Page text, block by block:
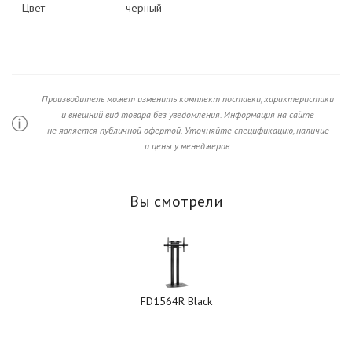
Цвет черный
Производитель может изменить комплект поставки, характеристики
и внешний вид товара без уведомления. Информация на сайте
не является публичной офертой. Уточняйте спецификацию, наличие
и цены у менеджеров.
Вы смотрели
FD1564R Black